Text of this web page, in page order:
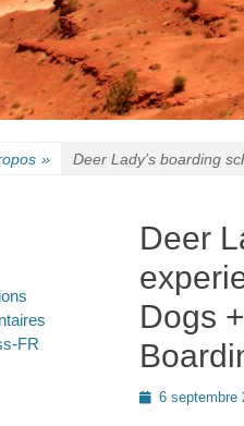
» Deer Lady’s boarding
Deer
Dogs
Posted6 septembre
FR